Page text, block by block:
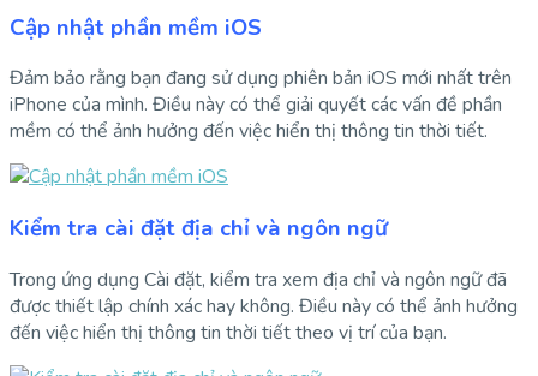
Cập nhật phần mềm iOS
Đảm bảo rằng bạn đang sử dụng phiên bản iOS mới nhất trên
iPhone của mình. Điều này có thể giải quyết các vấn đề phần
mềm có thể ảnh hưởng đến việc hiển thị thông tin thời tiết.
Kiểm tra cài đặt địa chỉ và ngôn ngữ
Trong ứng dụng Cài đặt, kiểm tra xem địa chỉ và ngôn ngữ đã
được thiết lập chính xác hay không. Điều này có thể ảnh hưởng
đến việc hiển thị thông tin thời tiết theo vị trí của bạn.